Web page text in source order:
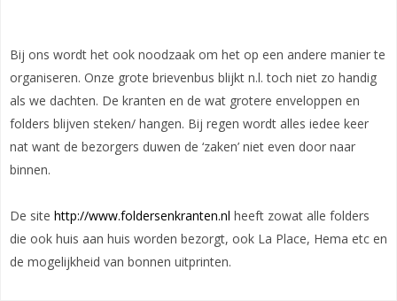
Bij ons wordt het ook noodzaak om het op een andere manier te
organiseren. Onze grote brievenbus blijkt n.l. toch niet zo handig
als we dachten. De kranten en de wat grotere enveloppen en
folders blijven steken/ hangen. Bij regen wordt alles iedee keer
nat want de bezorgers duwen de ‘zaken’ niet even door naar
binnen.
De site http://www.foldersenkranten.nl heeft zowat alle folders
die ook huis aan huis worden bezorgt, ook La Place, Hema etc en
de mogelijkheid van bonnen uitprinten.